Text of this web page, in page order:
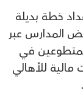
خطة بديلة
المدارس عبر
في
مالية للأهالي